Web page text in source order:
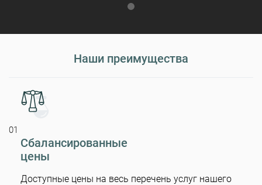
Наши преимущества
01
Сбалансированные
цены
Доступные цены на весь перечень услуг нашего